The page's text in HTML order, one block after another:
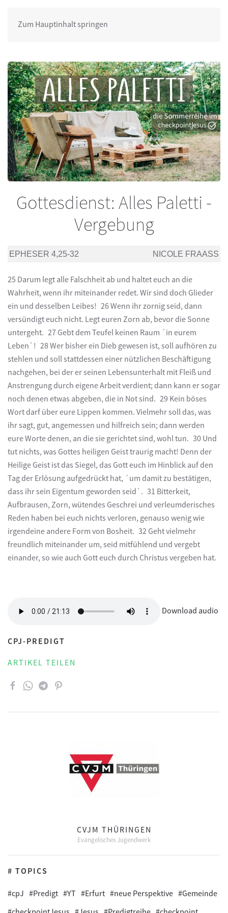
Zum Hauptinhalt springen
# TOPICS
#cpJ #Predigt #YT #Erfurt #neue Perspektive #Gemeinde
Gottesdienst: Alles Paletti -
Vergebung
EPHESER 4,25-32 NICOLE FRAASS
25 Darum legt alle Falschheit ab und haltet euch an die
Wahrheit, wenn ihr miteinander redet. Wir sind doch Glieder
ein und desselben Leibes! 26 Wenn ihr zornig seid, dann
versündigt euch nicht. Legt euren Zorn ab, bevor die Sonne
untergeht. 27 Gebt dem Teufel keinen Raum ´in eurem
Leben`! 28 Wer bisher ein Dieb gewesen ist, soll aufhören zu
stehlen und soll stattdessen einer nützlichen Beschäftigung
nachgehen, bei der er seinen Lebensunterhalt mit Fleiß und
Anstrengung durch eigene Arbeit verdient; dann kann er sogar
noch denen etwas abgeben, die in Not sind. 29 Kein böses
Wort darf über eure Lippen kommen. Vielmehr soll das, was
ihr sagt, gut, angemessen und hilfreich sein; dann werden
eure Worte denen, an die sie gerichtet sind, wohl tun. 30 Und
tut nichts, was Gottes heiligen Geist traurig macht! Denn der
Heilige Geist ist das Siegel, das Gott euch im Hinblick auf den
Tag der Erlösung aufgedrückt hat, ´um damit zu bestätigen,
dass ihr sein Eigentum geworden seid`. 31 Bitterkeit,
Aufbrausen, Zorn, wütendes Geschrei und verleumderisches
Reden haben bei euch nichts verloren, genauso wenig wie
irgendeine andere Form von Bosheit. 32 Geht vielmehr
freundlich miteinander um, seid mitfühlend und vergebt
einander, so wie auch Gott euch durch Christus vergeben hat.
Download audio
CPJ-PREDIGT
ARTIKEL TEILEN
CVJM THÜRINGEN
Evangelisches Jugendwerk